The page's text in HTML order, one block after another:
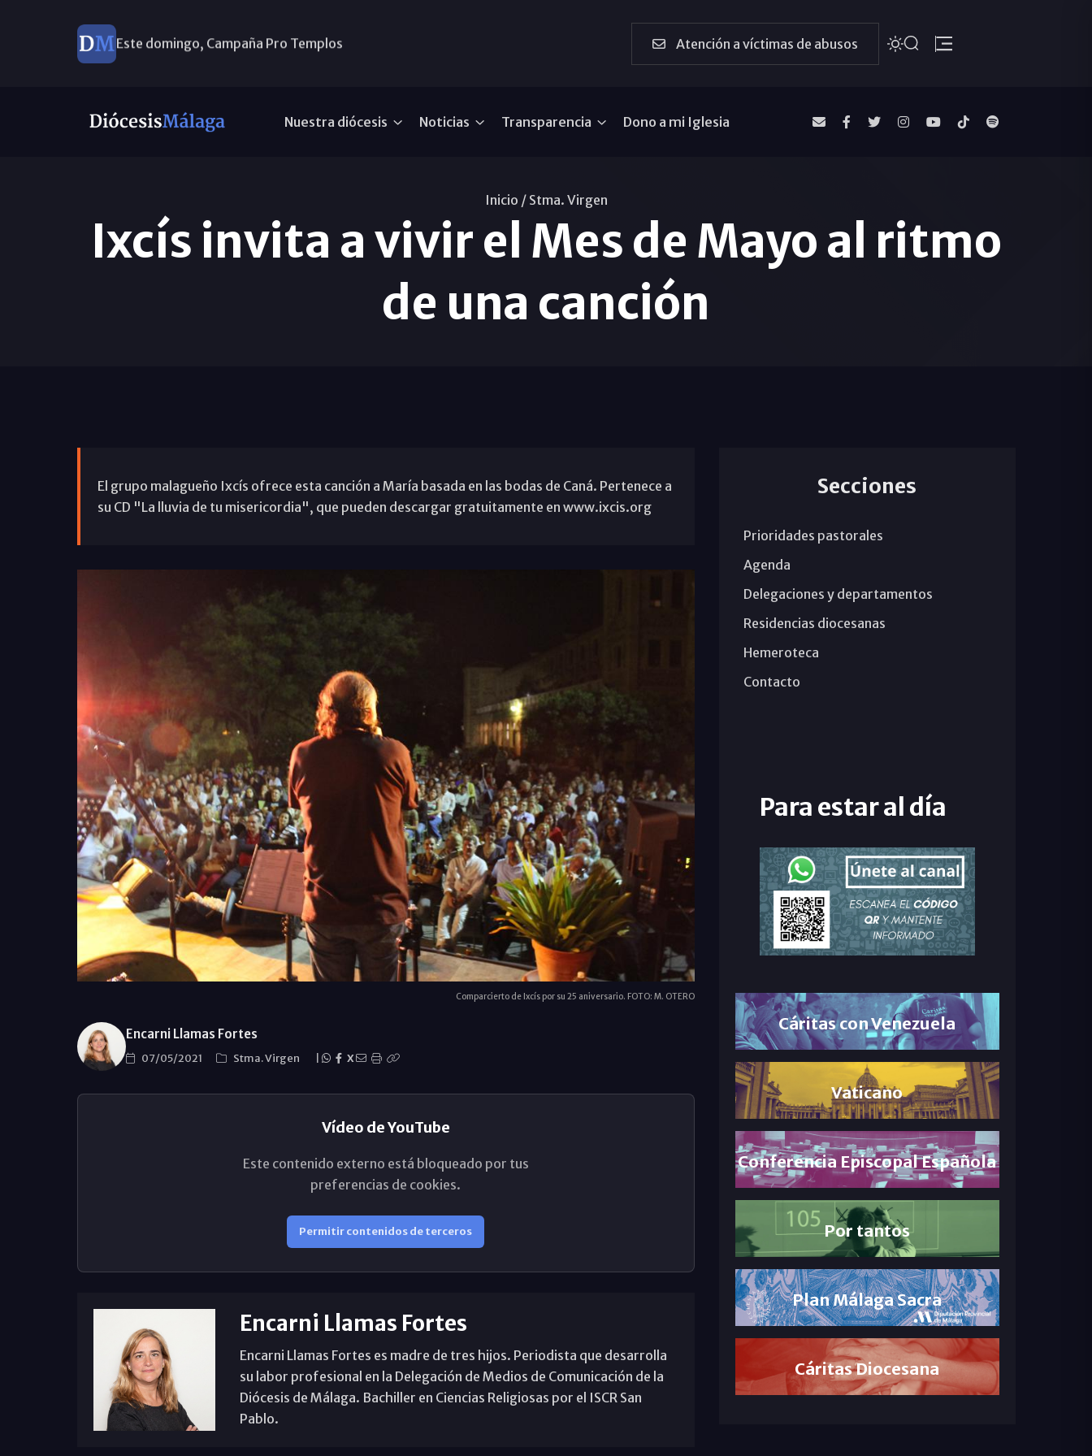
Este domingo, Campaña Pro Templos Atención a víctimas de abusos
Nuestra diócesis Noticias Transparencia Dono a mi Iglesia
Inicio / Stma. Virgen
Ixcís invita a vivir el Mes de Mayo al ritmo
de una canción
El grupo malagueño Ixcís ofrece esta canción a María basada en las bodas de Caná. Pertenece a
su CD "La lluvia de tu misericordia", que pueden descargar gratuitamente en www.ixcis.org
Comparcierto de Ixcís por su 25 aniversario. FOTO: M. OTERO
Encarni Llamas Fortes
07/05/2021 Stma. Virgen X
Vídeo de YouTube
Este contenido externo está bloqueado por tus
preferencias de cookies.
Permitir contenidos de terceros
Encarni Llamas Fortes
Encarni Llamas Fortes es madre de tres hijos. Periodista que desarrolla
su labor profesional en la Delegación de Medios de Comunicación de la
Diócesis de Málaga. Bachiller en Ciencias Religiosas por el ISCR San
Pablo.
Secciones
Prioridades pastorales
Agenda
Delegaciones y departamentos
Residencias diocesanas
Hemeroteca
Contacto
Para estar al día
Cáritas con Venezuela
Vaticano
Conferencia Episcopal Española
Por tantos
Plan Málaga Sacra
Cáritas Diocesana